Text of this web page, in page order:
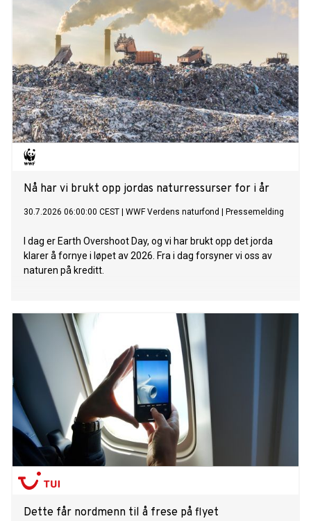
Nå har vi brukt opp jordas naturressurser for i år
30.7.2026 06:00:00 CEST WWF Verdens naturfond Pressemelding
I dag er Earth Overshoot Day, og vi har brukt opp det jorda
klarer å fornye i løpet av 2026. Fra i dag forsyner vi oss av
naturen på kreditt.
Dette får nordmenn til å frese på flyet